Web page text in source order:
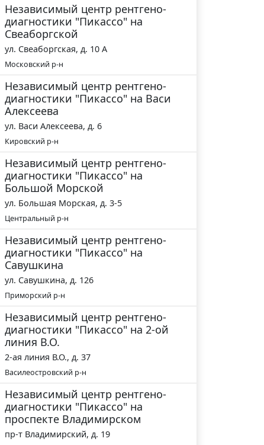
Независимый центр рентгено-
диагностики "Пикассо" на
Свеаборгской
ул. Свеаборгская, д. 10 А
Московский р-н
Независимый центр рентгено-
диагностики "Пикассо" на Васи
Алексеева
ул. ​Васи Алексеева, д. 6
Кировский р-н
Независимый центр рентгено-
диагностики "Пикассо" на
Большой Морской
ул. Большая Морская, д. 3-5
Центральный р-н
Независимый центр рентгено-
диагностики "Пикассо" на
Савушкина
ул. Савушкина, д. 126
Приморский р-н
Независимый центр рентгено-
диагностики "Пикассо" на 2-ой
линия В.О.
2-ая линия В.О., д. 37
Василеостровский р-н
Независимый центр рентгено-
диагностики "Пикассо" на
проспекте Владимирском
пр-т Владимирский, д. 19